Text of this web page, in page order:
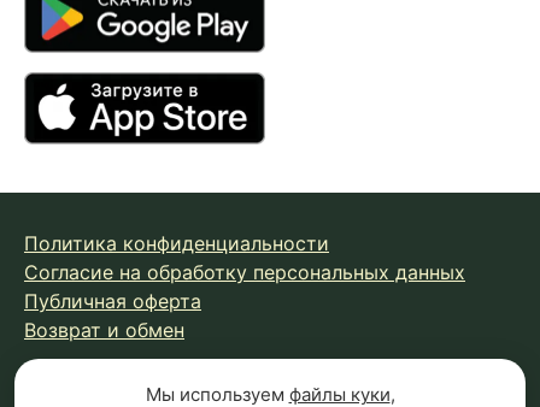
Политика конфиденциальности
Согласие на обработку персональных данных
Публичная оферта
Возврат и обмен
Мы используем файлы куки,